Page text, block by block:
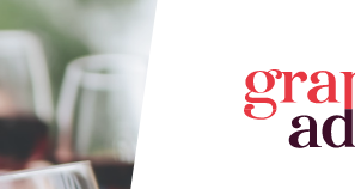
Este produto ainda não tem perguntas
SEJA O PRIMEIRO A PERGUNTAR